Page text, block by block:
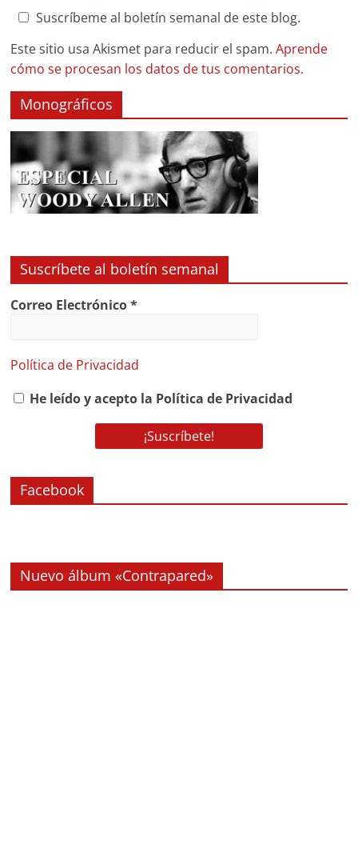
Suscríbeme al boletín semanal de este blog.
Este sitio usa Akismet para reducir el spam.Aprende
cómo se procesan los datos de tus comentarios.
Monográficos
Suscríbete al boletín semanal
Correo Electrónico*
Política de Privacidad
He leído y acepto la Política de Privacidad
Facebook
Nuevo álbum «Contrapared»